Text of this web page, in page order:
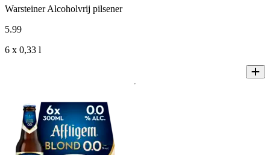
Warsteiner Alcoholvrij pilsener
5.99
6 x 0,33 l